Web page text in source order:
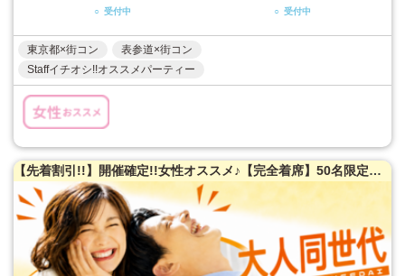
○ 受付中 ○ 受付中
東京都×街コン
表参道×街コン
Staffイチオシ!!オススメパーティー
【先着割引!!】開催確定!!女性オススメ♪【完全着席】50名限定★大人同世代恋活パーティー♪